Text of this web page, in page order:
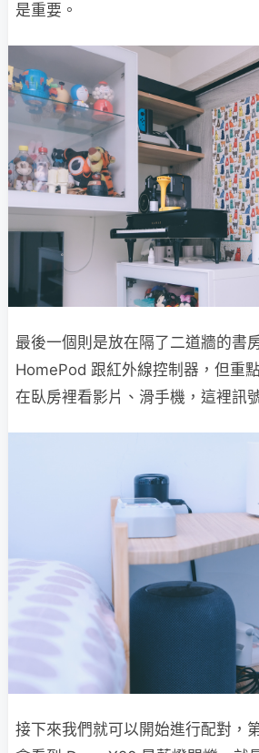
是重要。
最後一個則是放在隔了二道牆的書
HomePod 跟紅外線控制器，但重
在臥房裡看影片、滑手機，這裡訊
接下來我們就可以開始進行配對，